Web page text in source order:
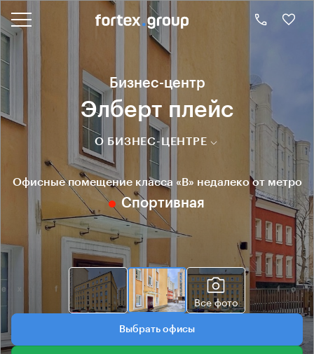
Бизнес-центр
Элберт плейс
О БИЗНЕС-ЦЕНТРЕ
Офисные помещение класса «B» недалеко от метро
Спортивная
Все фото
Выбрать офисы